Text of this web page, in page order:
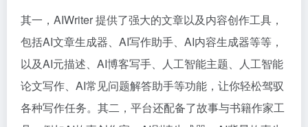
其一，AIWriter 提供了强大的文章以及内容创作工具，
包括AI文章生成器、AI写作助手、AI内容生成器等等，
以及AI元描述、AI博客写手、人工智能主题、人工智能
论文写作、AI常见问题解答助手等功能，让你轻松驾驭
各种写作任务。其二，平台还配备了故事与书籍作家工